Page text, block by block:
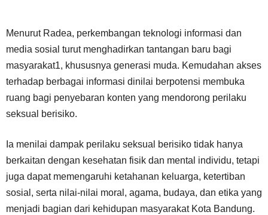
Menurut Radea, perkembangan teknologi informasi dan
media sosial turut menghadirkan tantangan baru bagi
masyarakat1, khususnya generasi muda. Kemudahan akses
terhadap berbagai informasi dinilai berpotensi membuka
ruang bagi penyebaran konten yang mendorong perilaku
seksual berisiko.
Ia menilai dampak perilaku seksual berisiko tidak hanya
berkaitan dengan kesehatan fisik dan mental individu, tetapi
juga dapat memengaruhi ketahanan keluarga, ketertiban
sosial, serta nilai-nilai moral, agama, budaya, dan etika yang
menjadi bagian dari kehidupan masyarakat Kota Bandung.